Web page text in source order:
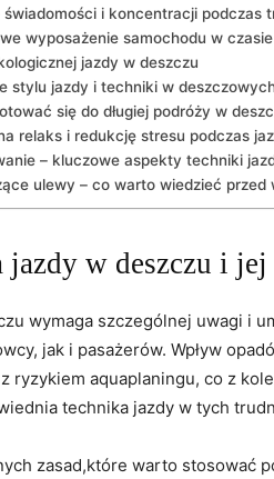
⁤świadomości i ‌koncentracji podczas
wyposażenie samochodu w
jazdy w ‍deszczu
stylu jazdy i techniki w
się do długiej podróży ⁣w
‍relaks i ​redukcję stresu podczas
– kluczowe aspekty techniki
ulewy​ – co ‍warto wiedzieć ⁤przed
jazdy w‌ deszczu i
wymaga⁣ szczególnej uwagi i
jak i pasażerów.‌ Wpływ
ryzykiem aquaplaningu, co z⁢
technika jazdy ‍w ‌tych
zasad,które warto stosować